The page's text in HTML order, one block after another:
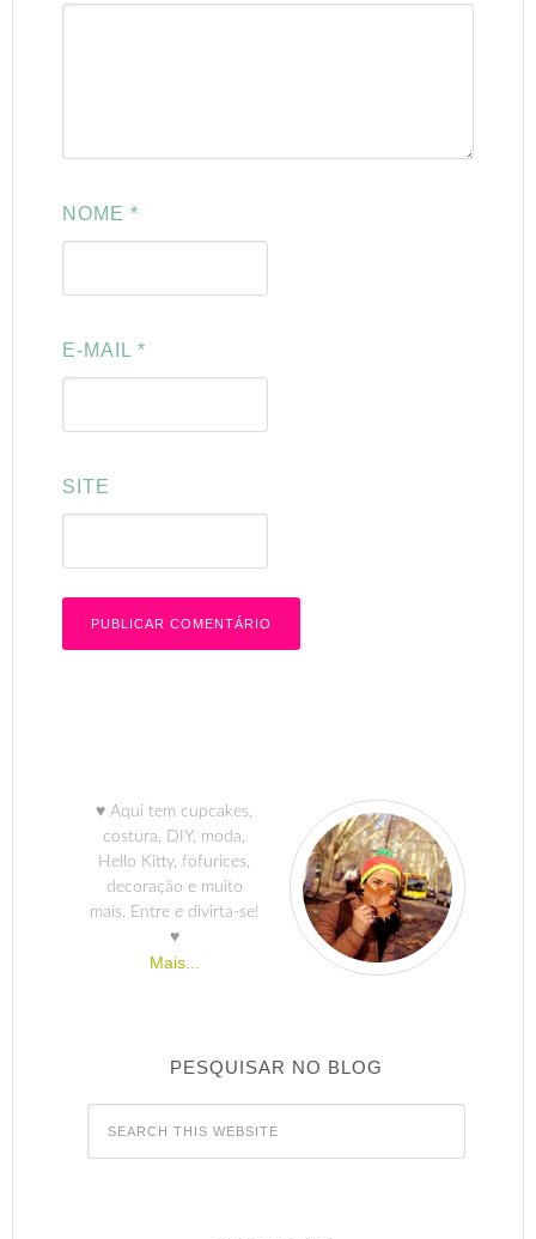
NOME*
E-MAIL*
SITE
♥ Aqui tem cupcakes,
costura, DIY, moda,
Hello Kitty, fofurices,
decoração e muito
mais. Entre e divirta-se!
♥
Mais...
PESQUISAR NO BLOG